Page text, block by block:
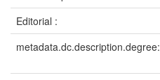
Editorial :
metadata.dc.description.degree: